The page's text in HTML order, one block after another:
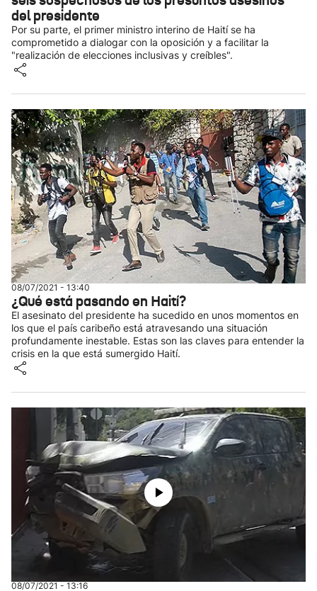
del presidente
Por su parte, el primer ministro interino de Haití se ha
comprometido a dialogar con la oposición y a facilitar la
"realización de elecciones inclusivas y creíbles".
08/07/2021 - 13:40
¿Qué está pasando en Haití?
El asesinato del presidente ha sucedido en unos momentos en
los que el país caribeño está atravesando una situación
profundamente inestable. Estas son las claves para entender la
crisis en la que está sumergido Haití.
08/07/2021 - 13:16